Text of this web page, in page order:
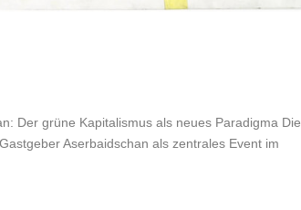
Der grüne Kapitalismus als neues Paradigma Die
Aserbaidschan als zentrales Event im